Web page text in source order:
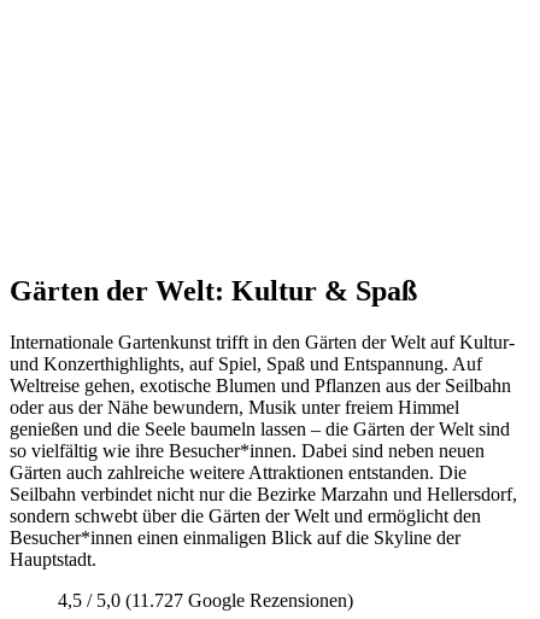
Gärten der Welt: Kultur & Spaß
Internationale Gartenkunst trifft in den Gärten der Welt auf Kultur-
und Konzerthighlights, auf Spiel, Spaß und Entspannung. Auf
Weltreise gehen, exotische Blumen und Pflanzen aus der Seilbahn
oder aus der Nähe bewundern, Musik unter freiem Himmel
genießen und die Seele baumeln lassen – die Gärten der Welt sind
so vielfältig wie ihre Besucher*innen. Dabei sind neben neuen
Gärten auch zahlreiche weitere Attraktionen entstanden. Die
Seilbahn verbindet nicht nur die Bezirke Marzahn und Hellersdorf,
sondern schwebt über die Gärten der Welt und ermöglicht den
Besucher*innen einen einmaligen Blick auf die Skyline der
Hauptstadt.
4,5 / 5,0 (11.727 Google Rezensionen)